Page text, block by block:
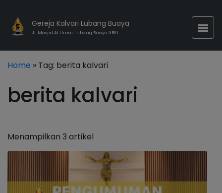
Gereja Kalvari Lubang Buaya
Jl. Masjid Al Umar Lubang Buaya 3B10
Home » Tag: berita kalvari
berita kalvari
Menampilkan 3 artikel